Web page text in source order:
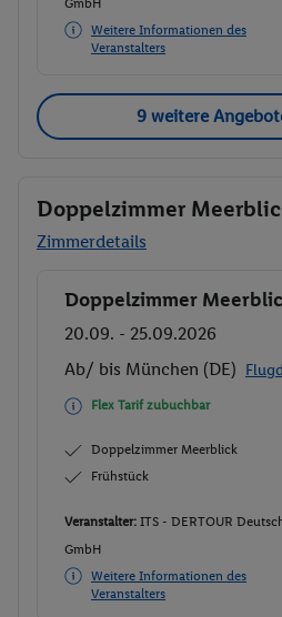
Weitere Informationen des
Veranstalters
9 weitere
Doppelzimmer
Zimmerdetails
Buchen
Doppelzimmer
20.09. - 25.09.2026
Ab/ bis München (DE)
Flex Tarif zubuchbar
Doppelzimmer Meerblick
Frühstück
Veranstalter: ITS - DERTOUR
GmbH
Weitere Informationen des
Veranstalters